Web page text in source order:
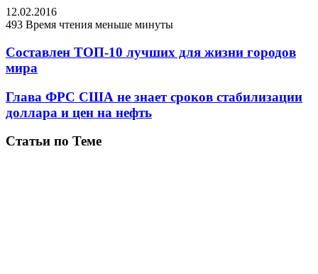
12.02.2016
493 Время чтения меньше минуты
Составлен ТОП-10 лучших для жизни городов
мира
Глава ФРС США не знает сроков стабилизации
доллара и цен на нефть
Статьи по Теме